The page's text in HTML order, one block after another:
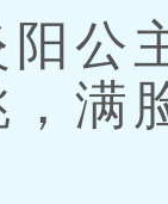
主
，满